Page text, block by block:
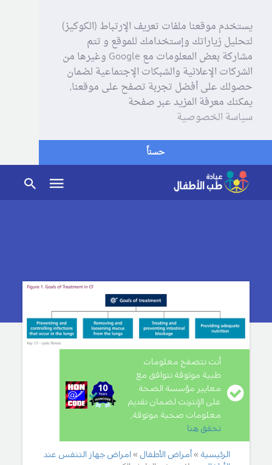
يستخدم موقعنا ملفات تعريف الإرتباط (الكوكيز)
لتحليل زياراتك وإستخدامك للموقع و تتم
مشاركة بعض المعلومات مع Google وغيرها من
الشركات الإعلانية والشبكات الإجتماعية لضمان
حصولك على أفضل تجربة تصفح على موقعنا,
يمكنك معرفة المزيد عبر صفحة
سياسة الخصوصية
حسناً
أنت تتصفح معلومات
طبية موثوقة تتوافق مع
معايير مؤسسة الصحة
على الإنترنت لضمان تقديم
معلومات صحية موثوقة,
تحقق هنا.
الرئيسية أمراض الأطفال
امراض جهاز التنفس عند